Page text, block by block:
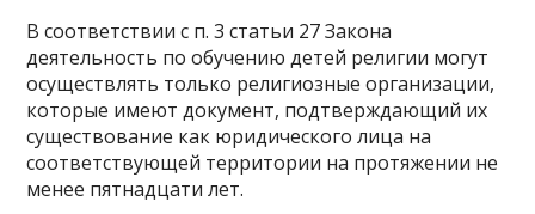
В соответствии с п. 3 статьи 27 Закона
деятельность по обучению детей религии могут
осуществлять только религиозные организации,
которые имеют документ, подтверждающий их
существование как юридического лица на
соответствующей территории на протяжении не
менее пятнадцати лет.